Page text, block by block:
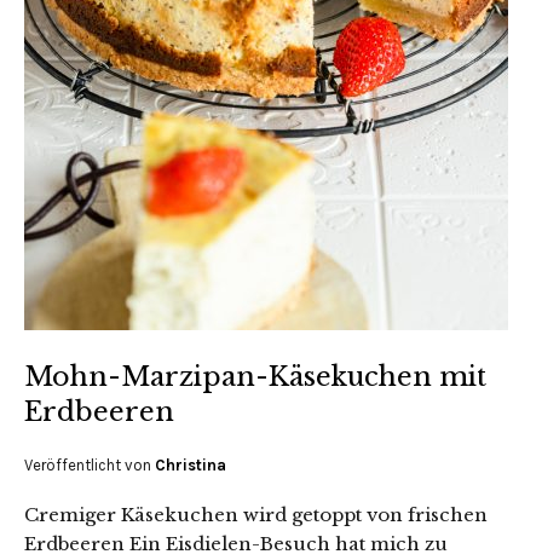
Mohn-Marzipan-Käsekuchen mit
Erdbeeren
Veröffentlicht von Christina
Cremiger Käsekuchen wird getoppt von frischen
Erdbeeren Ein Eisdielen-Besuch hat mich zu